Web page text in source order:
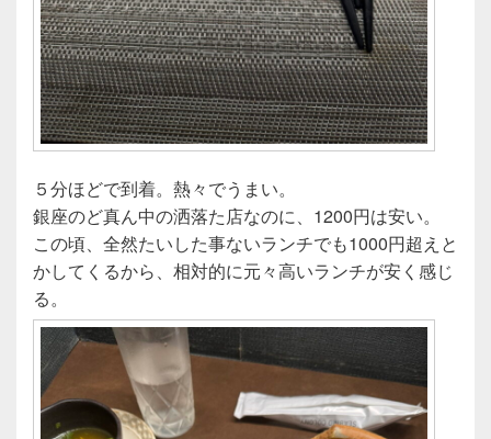
５分ほどで到着。熱々でうまい。
銀座のど真ん中の洒落た店なのに、1200円は安い。
この頃、全然たいした事ないランチでも1000円超えと
かしてくるから、相対的に元々高いランチが安く感じ
る。